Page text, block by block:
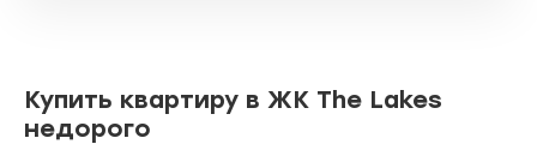
Купить квартиру в ЖК The Lakes
недорого